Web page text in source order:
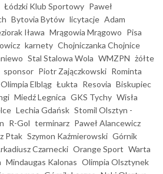
Łódzki Klub Sportowy Paweł
Bytovia Bytów licytacje Adam
Iława Mrągowia Mrągowo Pisa
karnety Chojniczanka Chojnice
Stal Stalowa Wola WMZPN żółte
sponsor Piotr Zajączkowski Rominta
Olimpia Elbląg Łukta Resovia Biskupiec
Miedź Legnica GKS Tychy Wisła
Lechia Gdańsk Stomil Olsztyn -
R-Gol terminarz Paweł Alancewicz
Ptak Szymon Kaźmierowski Górnik
Czarnecki Orange Sport Warta
Mindaugas Kalonas Olimpia Olsztynek